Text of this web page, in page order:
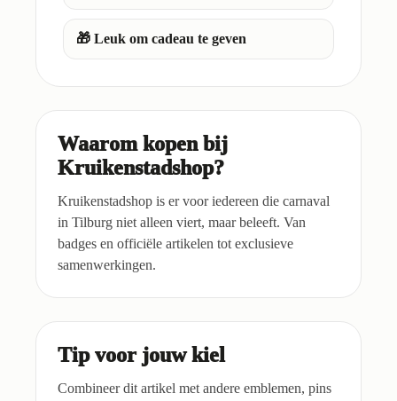
🎁 Leuk om cadeau te geven
Waarom kopen bij
Kruikenstadshop?
Kruikenstadshop is er voor iedereen die carnaval
in Tilburg niet alleen viert, maar beleeft. Van
badges en officiële artikelen tot exclusieve
samenwerkingen.
Tip voor jouw kiel
Combineer dit artikel met andere emblemen, pins